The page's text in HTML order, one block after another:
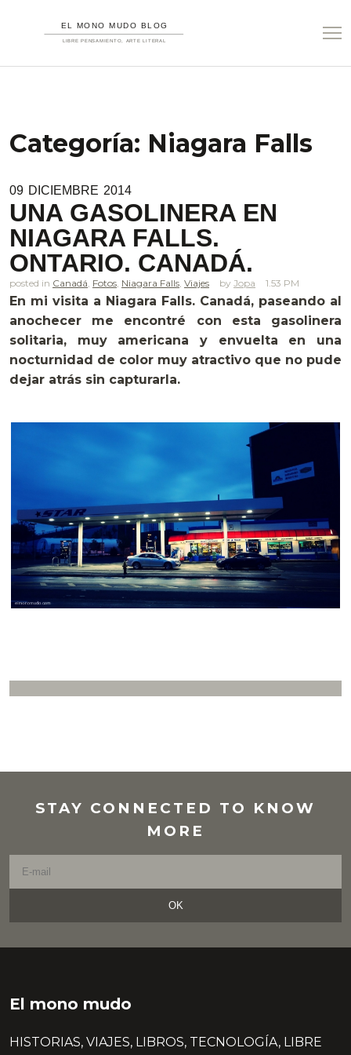
Categoría: Niagara Falls
09 DICIEMBRE 2014
UNA GASOLINERA EN
NIAGARA FALLS.
ONTARIO. CANADÁ.
posted in Canadá Fotos Niagara Falls Viajes Jopa 1.53 PM
En mi visita a Niagara Falls. Canadá, paseando al
anochecer me encontré con esta gasolinera
solitaria, muy americana y envuelta en una
nocturnidad de color muy atractivo que no pude
dejar atrás sin capturarla.
STAY CONNECTED TO KNOW
MORE
OK
El mono mudo
HISTORIAS, VIAJES, LIBROS, TECNOLOGÍA, LIBRE